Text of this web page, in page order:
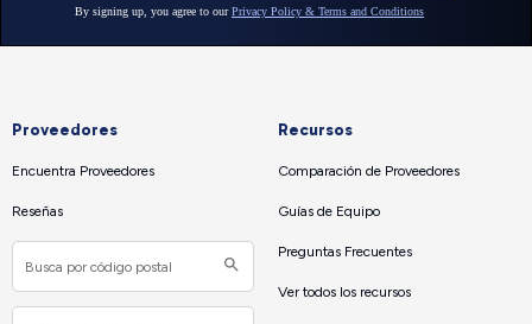
Proveedores
Encuentra Proveedores
Reseñas
Recursos
Comparación de Proveedores
Guías de Equipo
Preguntas Frecuentes
Ver todos los recursos